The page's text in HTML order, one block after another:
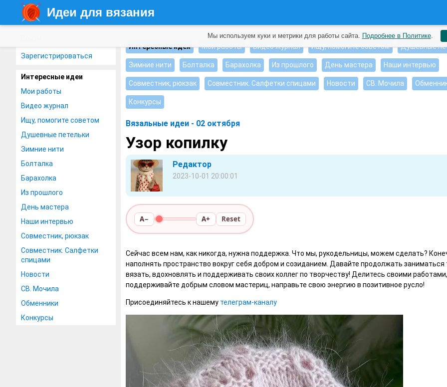
Идеи для вязания
Зарегистрироваться
Интересные идеи
Мои работы
Видео журнал
Ищу, помогите советом
Душевные петельки
Зимние нити
Болталка
Барахолка
Из прошлого
День мастера
Наши интервью
Совместник, рюкзак
Совместник. Салфетки
спицами
Новости
СВ. Мочила
Обменники
Конкурсы
Интересные идеи Мои работы Видео журнал Ищу, помогите советом Душевные
Зимние нити Болталка Барахолка Из прошлого День мастера Наши интервью
Совместник, рюкзак Совместник. Салфетки спицами Новости СВ. Мочила
Конкурсы
Вязальные идеи - 02 октября
Узор копилку
Редактор
2023-10-01 20:00:01
A− A+ Reset
Сейчас всем нам, как никогда, нужна поддержка. Что мы, рукодельницы, можем сделать?
наполнять пространство вокруг себя добром и созиданием. Давайте продолжать заниматься
вязать, вдохновлять и поддерживать своих коллег по творчеству! Делитесь своими работами,
поддерживайте добрым словом мастериц, направьте свою энергию в позитивное русло!
Присоединяйтесь к нашему телеграм-каналу
Мы используем куки и метрики для работы сайта. Подробнее в Политике.